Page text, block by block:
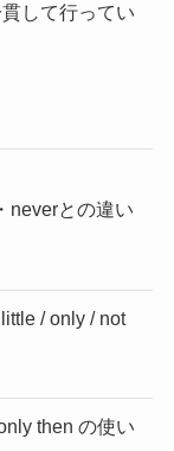
して行ってい
neverとの違い
/ only / not
then の使い